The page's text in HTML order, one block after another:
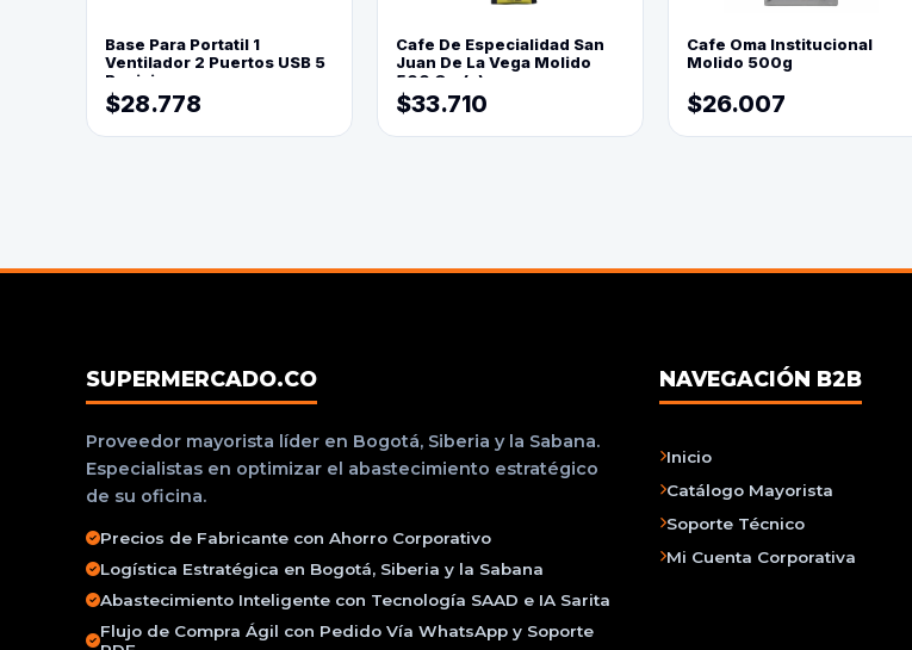
Base Para Portatil 1
Ventilador 2 Puertos USB 5
Posiciones
$28.778
Cafe De Especialidad San
Juan De La Vega Molido
500 Grs(=)
$33.710
Cafe Oma Institucional
Molido 500g
$26.007
SUPERMERCADO.CO
Proveedor mayorista líder en Bogotá, Siberia y la Sabana.
Especialistas en optimizar el abastecimiento estratégico
de su oficina.
Precios de Fabricante con Ahorro Corporativo
Logística Estratégica en Bogotá, Siberia y la Sabana
Abastecimiento Inteligente con Tecnología SAAD e IA Sarita
Flujo de Compra Ágil con Pedido Vía WhatsApp y Soporte
NAVEGACIÓN B2B
Inicio
Catálogo Mayorista
Soporte Técnico
Mi Cuenta Corporativa